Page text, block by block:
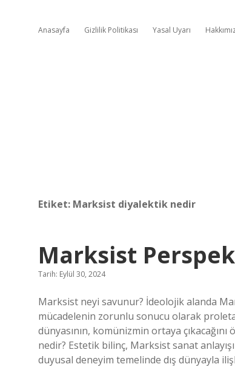
Anasayfa Gizlilik Politikası Yasal Uyarı
Etiket: Marksist diyalektik nedir
Marksist
Tarih: Eylül 30, 2024
Marksist neyi savunur? İdeolojik alanda
mücadelenin zorunlu sonucu olarak
dünyasının, komünizmin ortaya
nedir? Estetik bilinç, Marksist sanat
duyusal deneyim temelinde dış dünyayla